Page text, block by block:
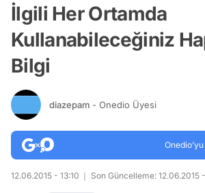
İlgili Her Ortamda
Kullanabileceğiniz
Bilgi
diazepam - Onedio Üyesi
12.06.2015 - 13:10 Son Güncelleme: 12.06.2015